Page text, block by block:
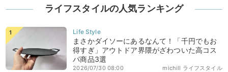
ライフスタイルの人気ランキング
まさかダイソーにあるなんて！「千円でもお
得すぎ」アウトドア界隈がざわついた高コス
パ商品3選
michill ライフスタイル
2026/07/30 08:00